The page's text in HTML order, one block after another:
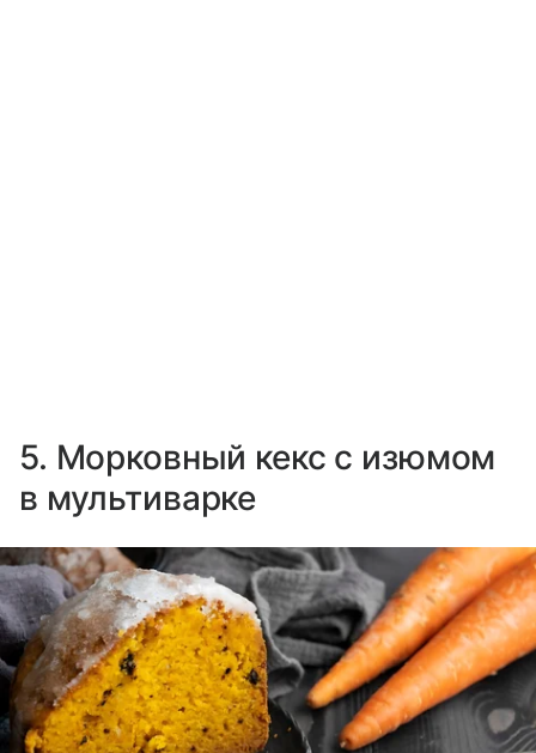
5. Морковный кекс с изюмом
в мультиварке